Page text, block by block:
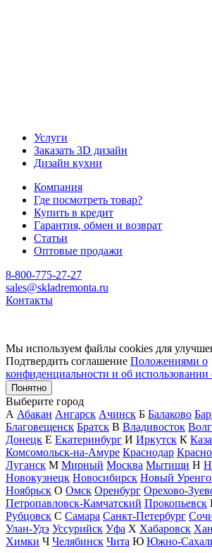
Услуги
Заказать 3D дизайн
Дизайн кухни
Компания
Где посмотреть товар?
Купить в кредит
Гарантия, обмен и возврат
Статьи
Оптовые продажи
8-800-775-27-27
sales@skladremonta.ru
Контакты
Мы используем файлы cookies для
Подтвердить соглашение Положениями о
конфиденциальности и об
Понятно
Выберите город
А Абакан Ангарск Ачинск Б Балаково
Благовещенск Братск В Владивосток
Донецк Е Екатеринбург И Иркутск К
Комсомольск-на-Амуре Краснодар
Луганск М Мирный Москва Мытищи Н
Новокузнецк Новосибирск Новый
Ноябрьск О Омск Оренбург Орехово-
Петропавловск-Камчатский Прокопьевск
Рубцовск С Самара Санкт-Петербург
Улан-Удэ Уссурийск Уфа Х Хабаровск
Химки Ч Челябинск Чита Ю Южно-